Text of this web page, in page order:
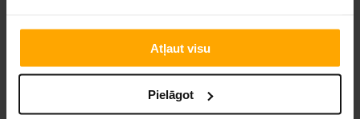
Atļaut visu
Pielāgot
Ieguvumi, ko sniedz tāfeles ar statīviem, ir ievērojami. Šīs
preces ir ideāli piemērotas gan profesionāliem, gan